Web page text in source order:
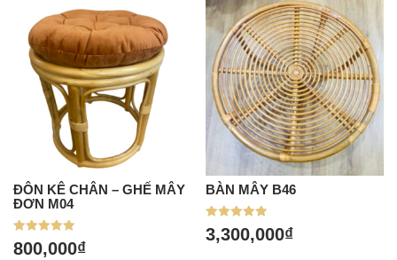
ĐÔN KÊ CHÂN – GHẾ MÂY
ĐƠN M04
Được xếp
hạng
800,000₫
BÀN MÂY B46
Được xếp
hạng
3,300,000₫